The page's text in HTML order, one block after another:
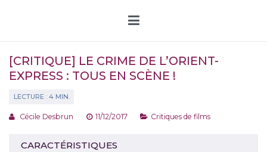
[CRITIQUE] LE CRIME DE L’ORIENT-
EXPRESS : TOUS EN SCÈNE !
Cécile Desbrun 11/12/2017 Critiques de films
CARACTÉRISTIQUES